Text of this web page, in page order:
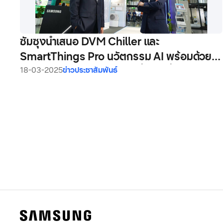
ซัมซุงนำเสนอ DVM Chiller และ
SmartThings Pro นวัตกรรม AI พร้อมด้วย
การบริหารจัดการพลังงาน เพื่อโลกที่ยั่งยืน มุ่งสู่
18-03-2025ข่าวประชาสัมพันธ์